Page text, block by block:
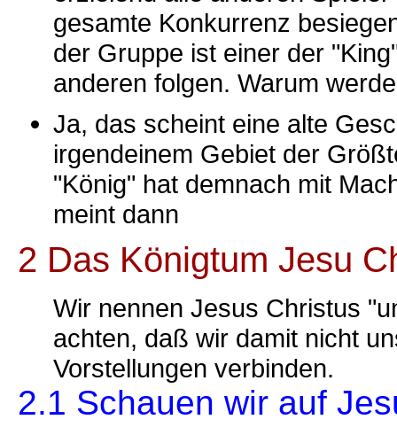
gesamte Konkurrenz
der Gruppe ist einer der
anderen folgen. Warum
Ja, das scheint eine alte
irgendeinem Gebiet der
"König" hat demnach mit
meint dann
2 Das Königtum Jesu
Wir nennen Jesus Christus
achten, daß wir damit nicht
Vorstellungen verbinden.
2.1 Schauen wir auf